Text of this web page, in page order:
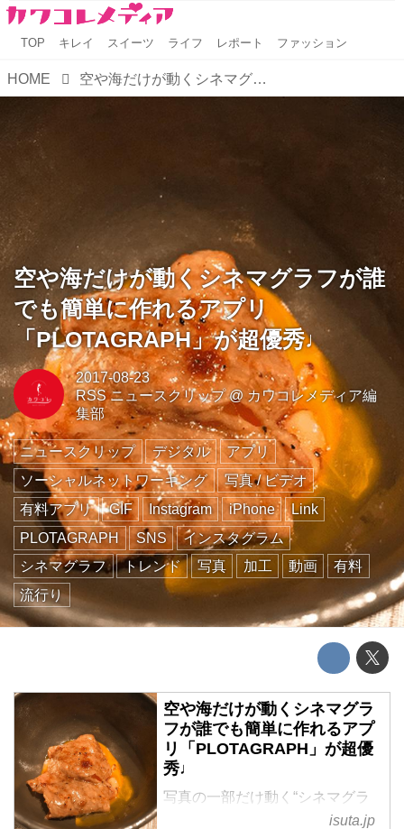
TOP キレイ スイーツ ライフ レポート ファッション
HOME 空や海だけが動くシネマグラフが誰でも簡単に作れるアプリ「PLOTAGRAPH」が超優秀♩
空や海だけが動くシネマグラフが誰
でも簡単に作れるアプリ
「PLOTAGRAPH」が超優秀♩
2017-08-23
RSS ニュースクリップ@ カワコレメディア編
集部
ニュースクリップ デジタル
アプリ
ソーシャルネットワーキング
写真 / ビデオ
有料アプリ
GIF Instagram iPhone
Link
PLOTAGRAPH
SNS
インスタグラム
シネマグラフ
トレンド 写真 加工 動画
有料
流行り
空や海だけが動くシネマグラ
フが誰でも簡単に作れるアプ
リ「PLOTAGRAPH」が超優
秀♩
写真の一部だけ動く“シネマグラ
フ”は一見、作るのが難しそうに
isuta.jp